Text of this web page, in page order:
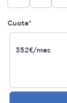
Cuota*
352€/mes